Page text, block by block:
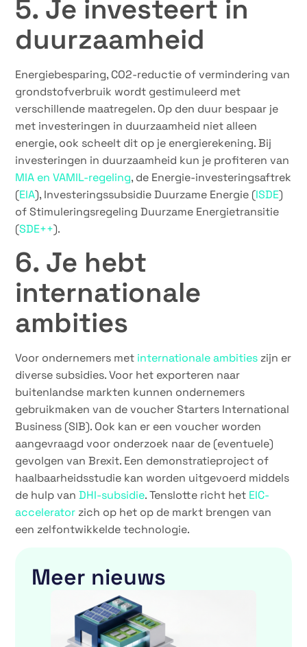
5. Je investeert in
duurzaamheid
Energiebesparing, CO2-reductie of vermindering van
grondstofverbruik wordt gestimuleerd met
verschillende maatregelen. Op den duur bespaar je
met investeringen in duurzaamheid niet alleen
energie, ook scheelt dit op je energierekening. Bij
investeringen in duurzaamheid kun je profiteren van
MIA en VAMIL-regeling, de Energie-investeringsaftrek
(EIA), Investeringssubsidie Duurzame Energie (ISDE)
of Stimuleringsregeling Duurzame Energietransitie
(SDE++).
6. Je hebt
internationale
ambities
Voor ondernemers met internationale ambities zijn er
diverse subsidies. Voor het exporteren naar
buitenlandse markten kunnen ondernemers
gebruikmaken van de voucher Starters International
Business (SIB). Ook kan er een voucher worden
aangevraagd voor onderzoek naar de (eventuele)
gevolgen van Brexit. Een demonstratieproject of
haalbaarheidsstudie kan worden uitgevoerd middels
de hulp vanDHI-subsidie. Tenslotte richt het EIC-
accelerator zich op het op de markt brengen van
een zelfontwikkelde technologie.
Meer nieuws